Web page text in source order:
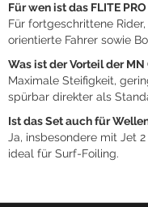
Für wen ist das FLITE
Für fortgeschrittene
orientierte Fahrer sowie
Was ist der Vorteil der
Maximale Steifigkeit,
spürbar direkter als
Ist das Set auch für
Ja, insbesondere mit Jet
ideal für Surf-Foiling.